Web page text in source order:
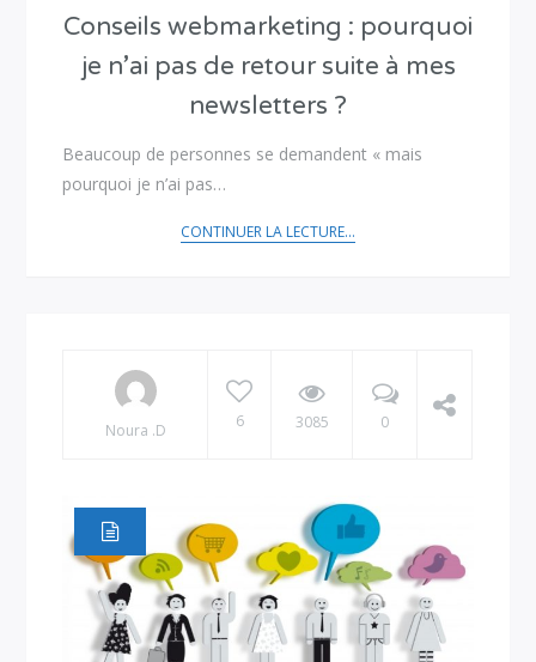
Conseils webmarketing : pourquoi
je n’ai pas de retour suite à mes
newsletters ?
Beaucoup de personnes se demandent « mais
pourquoi je n’ai pas…
CONTINUER LA LECTURE...
Noura .D 6 3085 0